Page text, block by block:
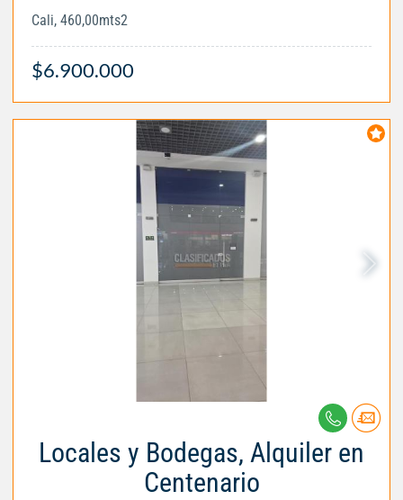
Cali, 460,00mts2
$6.900.000
Locales y Bodegas, Alquiler en
Centenario